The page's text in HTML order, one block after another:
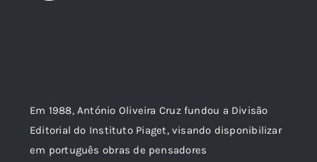
Em 1988, António Oliveira Cruz fundou a Divisão
Editorial do Instituto Piaget, visando disponibilizar
em português obras de pensadores